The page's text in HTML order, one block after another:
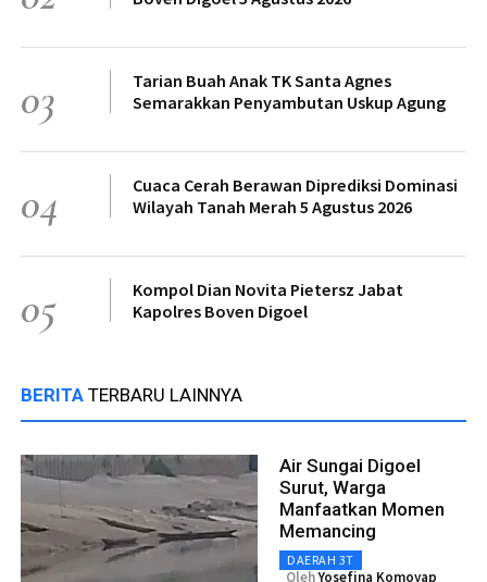
03
Tarian Buah Anak TK Santa Agnes
Semarakkan Penyambutan Uskup Agung
04
Cuaca Cerah Berawan Diprediksi Dominasi
Wilayah Tanah Merah 5 Agustus 2026
05
Kompol Dian Novita Pietersz Jabat
Kapolres Boven Digoel
BERITA TERBARU LAINNYA
Air Sungai Digoel
Surut, Warga
Manfaatkan Momen
Memancing
DAERAH 3T
OlehYosefina Komoyap